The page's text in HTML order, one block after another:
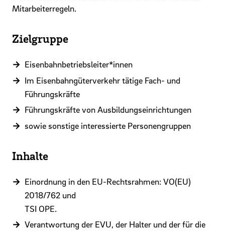
Mitarbeiterregeln.
Zielgruppe
Eisenbahnbetriebsleiter*innen
Im Eisenbahngüterverkehr tätige Fach- und
Führungskräfte
Führungskräfte von Ausbildungseinrichtungen
sowie sonstige interessierte Personengruppen
Inhalte
Einordnung in den EU-Rechtsrahmen: VO(EU)
2018/762 und
TSI OPE.
Verantwortung der EVU, der Halter und der für die